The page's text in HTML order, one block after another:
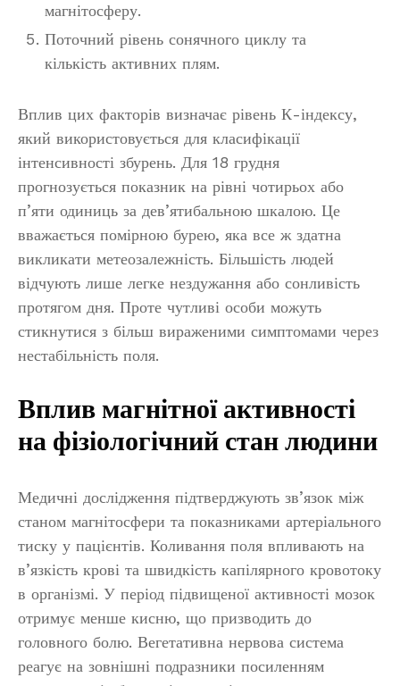
магнітосферу.
Поточний рівень сонячного циклу та
кількість активних плям.
Вплив цих факторів визначає рівень К-індексу,
який використовується для класифікації
інтенсивності збурень. Для 18 грудня
прогнозується показник на рівні чотирьох або
п’яти одиниць за дев’ятибальною шкалою. Це
вважається помірною бурею, яка все ж здатна
викликати метеозалежність. Більшість людей
відчують лише легке нездужання або сонливість
протягом дня. Проте чутливі особи можуть
стикнутися з більш вираженими симптомами через
нестабільність поля.
Вплив магнітної активності
на фізіологічний стан людини
Медичні дослідження підтверджують зв’язок між
станом магнітосфери та показниками артеріального
тиску у пацієнтів. Коливання поля впливають на
в’язкість крові та швидкість капілярного кровотоку
в організмі. У період підвищеної активності мозок
отримує менше кисню, що призводить до
головного болю. Вегетативна нервова система
реагує на зовнішні подразники посиленням